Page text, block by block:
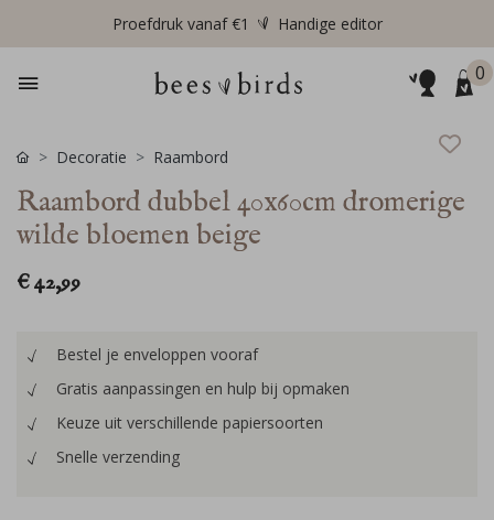
Proefdruk vanaf €1 Handige editor
0
Decoratie Raambord
Raambord dubbel 40x60cm dromerige
wilde bloemen beige
€ 42,99
Bestel je enveloppen vooraf
Gratis aanpassingen en hulp bij opmaken
Keuze uit verschillende papiersoorten
Snelle verzending